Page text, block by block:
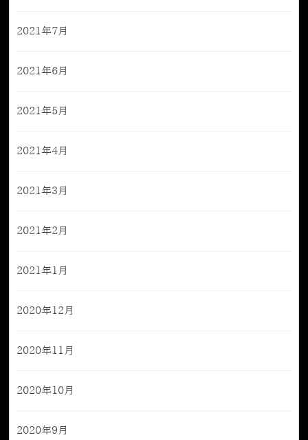
2021年7月
2021年6月
2021年5月
2021年4月
2021年3月
2021年2月
2021年1月
2020年12月
2020年11月
2020年10月
2020年9月